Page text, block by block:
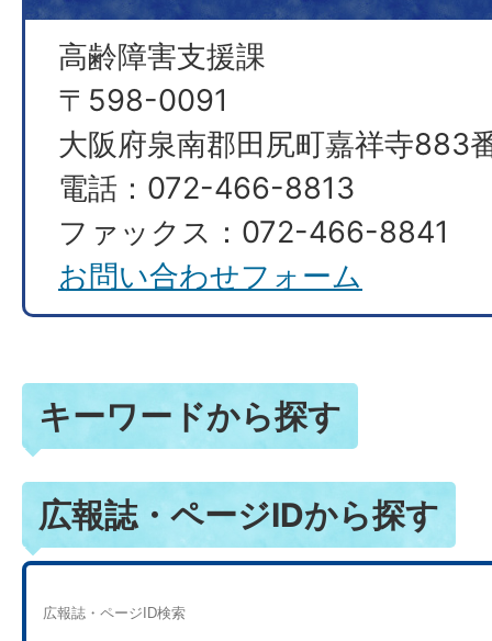
高齢障害支援課
〒598-0091
大阪府泉南郡田尻町嘉祥寺883
電話：072-466-8813
ファックス：072-466-8841
お問い合わせフォーム
キーワードから探す
広報誌・ページIDから探す